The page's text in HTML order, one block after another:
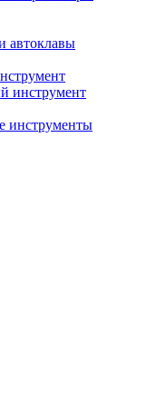
автоклавы
инструмент
инструменты